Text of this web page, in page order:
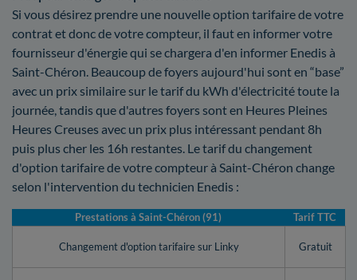
Si vous désirez prendre une nouvelle option tarifaire de votre
contrat et donc de votre compteur, il faut en informer votre
fournisseur d'énergie qui se chargera d'en informer Enedis à
Saint-Chéron. Beaucoup de foyers aujourd'hui sont en “base”
avec un prix similaire sur le tarif du kWh d'électricité toute la
journée, tandis que d'autres foyers sont en Heures Pleines
Heures Creuses avec un prix plus intéressant pendant 8h
puis plus cher les 16h restantes. Le tarif du changement
d'option tarifaire de votre compteur à Saint-Chéron change
selon l'intervention du technicien Enedis :
Prestations à Saint-Chéron (91) Tarif TTC
Changement d'option tarifaire sur Linky Gratuit